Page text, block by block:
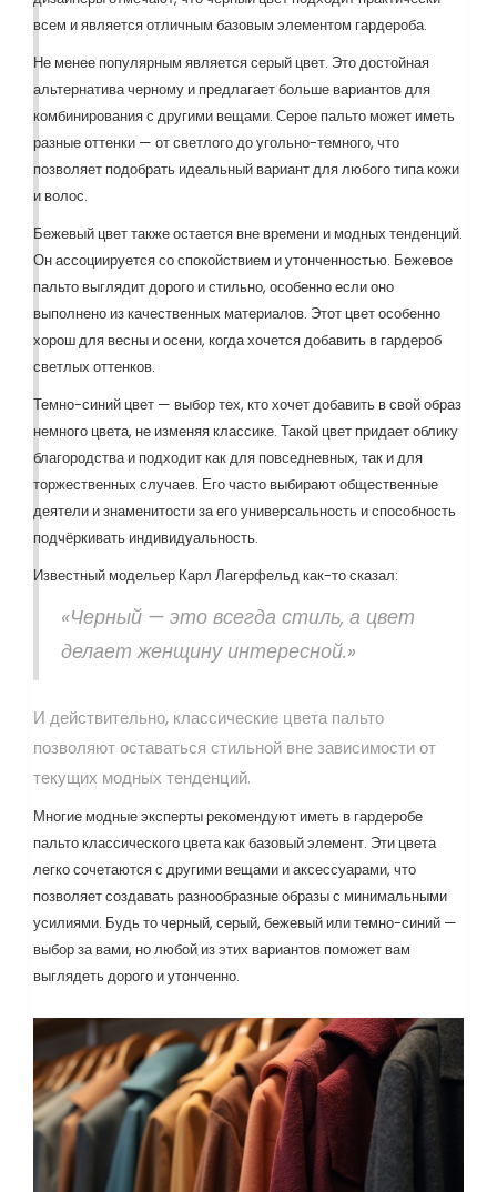
всем и является отличным базовым элементом гардероба.
Не менее популярным является серый цвет. Это достойная
альтернатива черному и предлагает больше вариантов для
комбинирования с другими вещами. Серое пальто может иметь
разные оттенки — от светлого до угольно-темного, что
позволяет подобрать идеальный вариант для любого типа кожи
и волос.
Бежевый цвет также остается вне времени и модных тенденций.
Он ассоциируется со спокойствием и утонченностью. Бежевое
пальто выглядит дорого и стильно, особенно если оно
выполнено из качественных материалов. Этот цвет особенно
хорош для весны и осени, когда хочется добавить в гардероб
светлых оттенков.
Темно-синий цвет — выбор тех, кто хочет добавить в свой образ
немного цвета, не изменяя классике. Такой цвет придает облику
благородства и подходит как для повседневных, так и для
торжественных случаев. Его часто выбирают общественные
деятели и знаменитости за его универсальность и способность
подчёркивать индивидуальность.
Известный модельер Карл Лагерфельд как-то сказал:
«Черный — это всегда стиль, а цвет
делает женщину интересной.»
И действительно, классические цвета пальто
позволяют оставаться стильной вне зависимости от
текущих модных тенденций.
Многие модные эксперты рекомендуют иметь в гардеробе
пальто классического цвета как базовый элемент. Эти цвета
легко сочетаются с другими вещами и аксессуарами, что
позволяет создавать разнообразные образы с минимальными
усилиями. Будь то черный, серый, бежевый или темно-синий —
выбор за вами, но любой из этих вариантов поможет вам
выглядеть дорого и утонченно.